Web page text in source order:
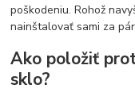
poškodeniu. Rohož
nainštalovať sami za
Ako položiť
sklo?